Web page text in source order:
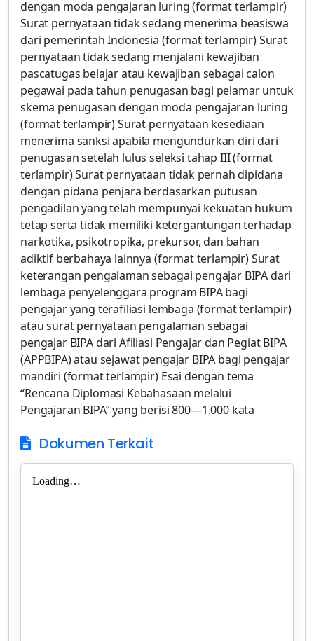
dengan moda pengajaran luring (format terlampir)
Surat pernyataan tidak sedang menerima beasiswa
dari pemerintah Indonesia (format terlampir) Surat
pernyataan tidak sedang menjalani kewajiban
pascatugas belajar atau kewajiban sebagai calon
pegawai pada tahun penugasan bagi pelamar untuk
skema penugasan dengan moda pengajaran luring
(format terlampir) Surat pernyataan kesediaan
menerima sanksi apabila mengundurkan diri dari
penugasan setelah lulus seleksi tahap III (format
terlampir) Surat pernyataan tidak pernah dipidana
dengan pidana penjara berdasarkan putusan
pengadilan yang telah mempunyai kekuatan hukum
tetap serta tidak memiliki ketergantungan terhadap
narkotika, psikotropika, prekursor, dan bahan
adiktif berbahaya lainnya (format terlampir) Surat
keterangan pengalaman sebagai pengajar BIPA dari
lembaga penyelenggara program BIPA bagi
pengajar yang terafiliasi lembaga (format terlampir)
atau surat pernyataan pengalaman sebagai
pengajar BIPA dari Afiliasi Pengajar dan Pegiat BIPA
(APPBIPA) atau sejawat pengajar BIPA bagi pengajar
mandiri (format terlampir) Esai dengan tema
“Rencana Diplomasi Kebahasaan melalui
Pengajaran BIPA” yang berisi 800—1.000 kata
Dokumen Terkait